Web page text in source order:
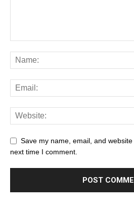
Save my name, email, and
next time I comment.